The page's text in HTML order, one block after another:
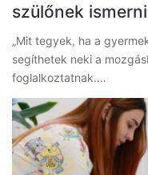
szülőnek
„Mit tegyek, ha a
segíthetek neki a
foglalkoztatnak.…